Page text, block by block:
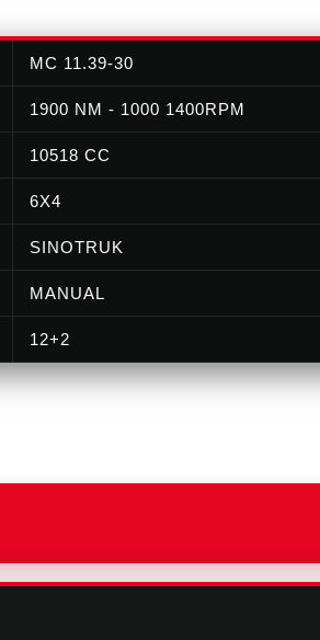
MC 11.39-30
1900 NM - 1000 1400RPM
10518 CC
6X4
SINOTRUK
MANUAL
12+2